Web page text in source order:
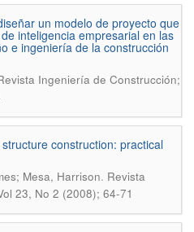
un modelo de proyecto que
inteligencia empresarial en las
e ingeniería de la construcción
Ingeniería de Construcción;
construction: practical
Mesa, Harrison. Revista
23, No 2 (2008); 64-71